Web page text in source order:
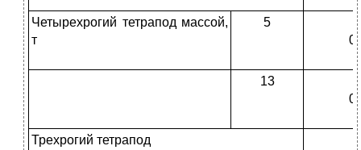
Четырехрогий тетрапод массой,
т
5
13
Трехрогий тетрапод